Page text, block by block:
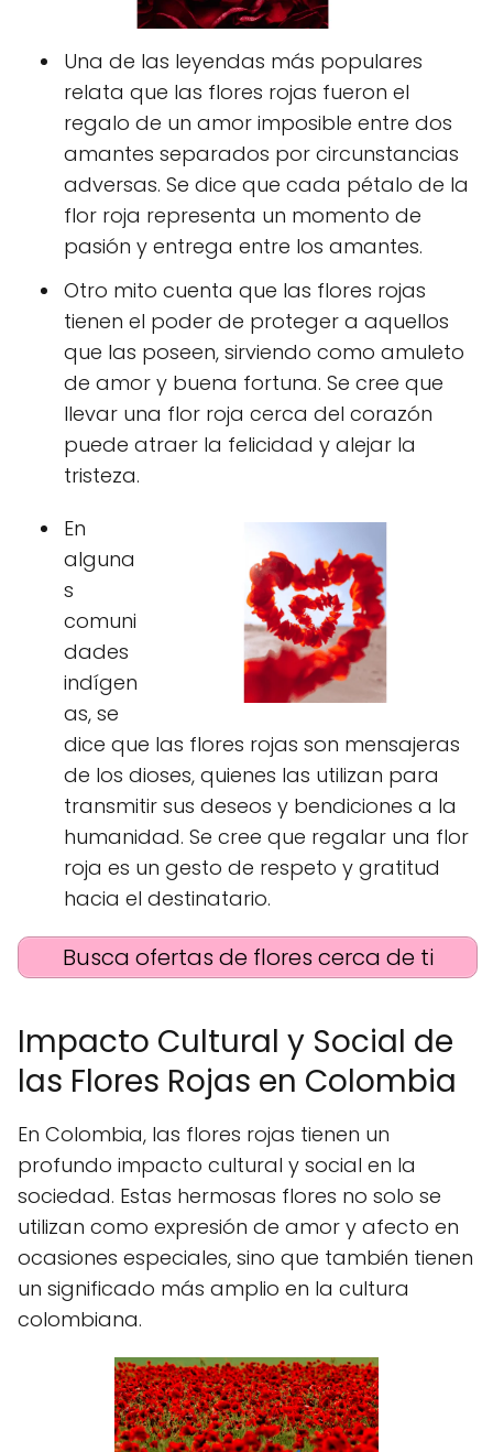
Una de las leyendas más populares
relata que las flores rojas fueron el
regalo de un amor imposible entre dos
amantes separados por circunstancias
adversas. Se dice que cada pétalo de la
flor roja representa un momento de
pasión y entrega entre los amantes.
Otro mito cuenta que las flores rojas
tienen el poder de proteger a aquellos
que las poseen, sirviendo como amuleto
de amor y buena fortuna. Se cree que
llevar una flor roja cerca del corazón
puede atraer la felicidad y alejar la
tristeza.
En
alguna
s
comuni
dades
indígen
as, se
dice que las flores rojas son mensajeras
de los dioses, quienes las utilizan para
transmitir sus deseos y bendiciones a la
humanidad. Se cree que regalar una flor
roja es un gesto de respeto y gratitud
hacia el destinatario.
Busca ofertas de flores cerca de ti
Impacto Cultural y Social de
las Flores Rojas en Colombia
En Colombia, las flores rojas tienen un
profundo impacto cultural y social en la
sociedad. Estas hermosas flores no solo se
utilizan como expresión de amor y afecto en
ocasiones especiales, sino que también tienen
un significado más amplio en la cultura
colombiana.